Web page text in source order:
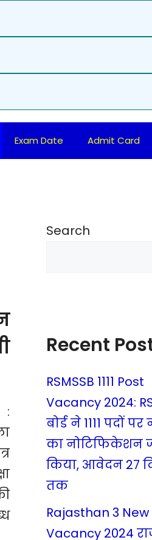
Exam Date Admit Card
Search
Recent
RSMSSB 1111 Post
Vacancy 2024:
बोर्ड ने 1111 पदों पर
का नोटिफिकेशन
किया, आवेदन 27
तक
Rajasthan 3 New
Vacancy 2024